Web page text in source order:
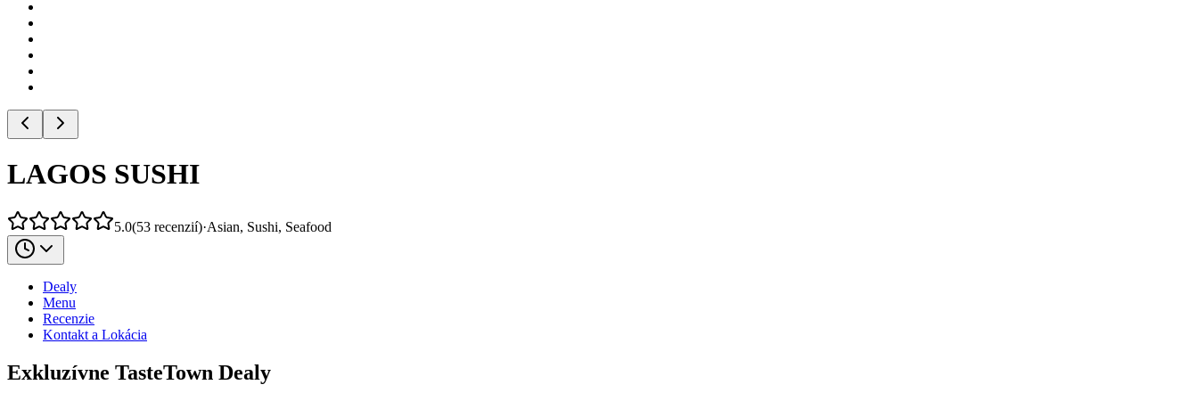
LAGOS SUSHI
5.0(53 recenzií)·Asian, Sushi, Seafood
Dealy
Menu
Recenzie
Kontakt a Lokácia
Exkluzívne TasteTown Dealy